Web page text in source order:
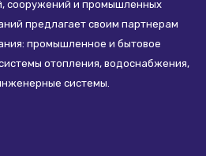
сооружений и промышленных
предлагает своим партнерам
промышленное и бытовое
отопления, водоснабжения,
системы.